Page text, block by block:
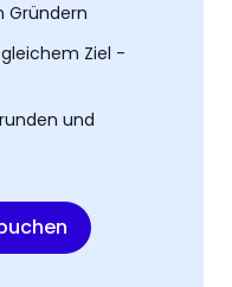
Gründern
Ziel -
und